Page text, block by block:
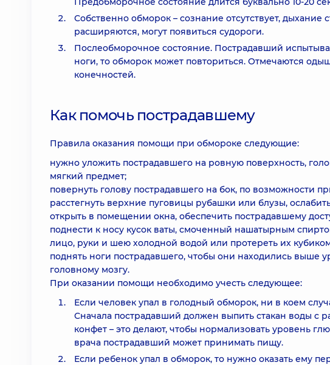
Собственно обморок – сознание отсутствует,
расширяются, могут появиться судороги.
Послеобморочное состояние. Пострадавший
ноги, то обморок может повториться. Отмечаются
конечностей.
Как помочь пострадавшему
Правила оказания помощи при обмороке следующие:
нужно уложить пострадавшего на ровную поверхность,
мягкий предмет;
повернуть голову пострадавшего на бок, по возможности
расстегнуть верхние пуговицы рубашки или блузы,
открыть в помещении окна, обеспечить пострадавшему
поднести к носу кусок ваты, смоченный нашатырным
лицо, руки и шею холодной водой или протереть их
поднять ноги пострадавшего, чтобы они находились выше
головному мозгу.
При оказании помощи необходимо учесть следующее:
Если человек упал в голодный обморок, ни в коем
Сначала пострадавший должен выпить стакан воды с
конфет – это делают, чтобы нормализовать уровень
врача пострадавший может принимать пищу.
Если ребенок упал в обморок, то нужно оказать ему